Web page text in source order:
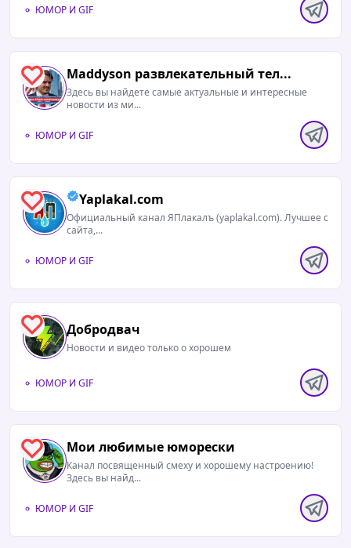
ЮМОР И GIF
1 Maddyson развлекательный тел...
Здесь вы найдете самые актуальные и интересные
новости из ми...
ЮМОР И GIF
0 Yaplakal.com
Официальный канал ЯПлакалъ (yaplakal.com). Лучшее с
сайта,...
ЮМОР И GIF
1 Добродвач
Новости и видео только о хорошем
ЮМОР И GIF
0 Мои любимые юморески
Канал посвященный смеху и хорошему настроению!
Здесь вы найд...
ЮМОР И GIF